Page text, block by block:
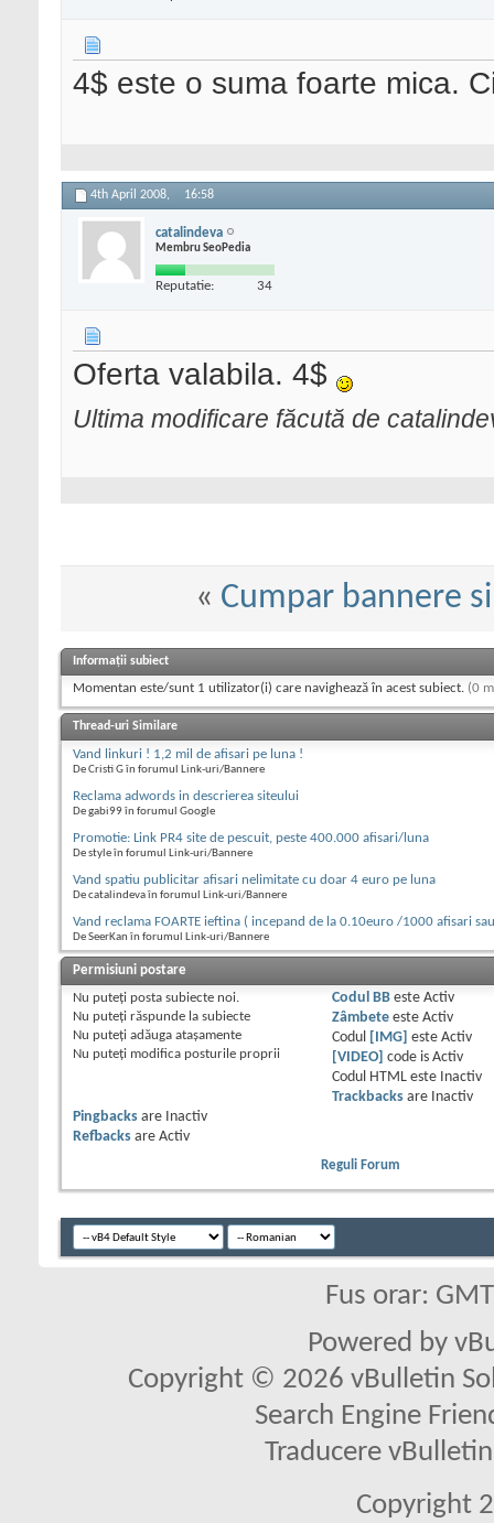
4$ este o suma foarte mica.
4th April 2008, 16:58
catalindeva
Membru SeoPedia
Reputatie: 34
Oferta valabila. 4$
Ultima modificare făcută de
« Cumpar bannere
Informații subiect
Momentan este/sunt 1 utilizator(i) care navighează în acest subiect. (0
Thread-uri Similare
Vand linkuri ! 1,2 mil de afisari pe luna !
De Cristi G în forumul Link-uri/Bannere
Reclama adwords in descrierea siteului
De gabi99 în forumul Google
Promotie: Link PR4 site de pescuit, peste 400.000 afisari/luna
De style în forumul Link-uri/Bannere
Vand spatiu publicitar afisari nelimitate cu doar 4 euro pe luna
De catalindeva în forumul Link-uri/Bannere
Vand reclama FOARTE ieftina ( incepand de la 0.10euro /1000 afisari
De SeerKan în forumul Link-uri/Bannere
Permisiuni postare
Nu puteţi posta subiecte noi.
Nu puteţi răspunde la subiecte
Nu puteţi adăuga ataşamente
Nu puteţi modifica posturile proprii
Codul BBeste Activ
Zâmbeteeste Activ
Codul
[IMG] este Activ
[VIDEO]
code is Activ
Codul HTML este
Inactiv
Trackbacksare
Inactiv
Pingbacks are
Inactiv
Refbacks are Activ
Reguli Forum
Fus orar:
Powered by
Copyright © 2026 vBulletin
Search Engine
Traducere
Copyright